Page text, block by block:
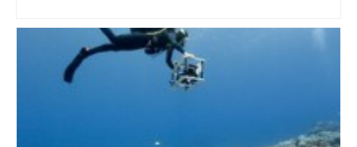
τρισεκατομμυρίων φορές τη μάζα του νερού στους
ωκεανούς της Γης. Είναι αξιοσημείωτο ότι το
εύρημα χρονολογήθηκε ως 1